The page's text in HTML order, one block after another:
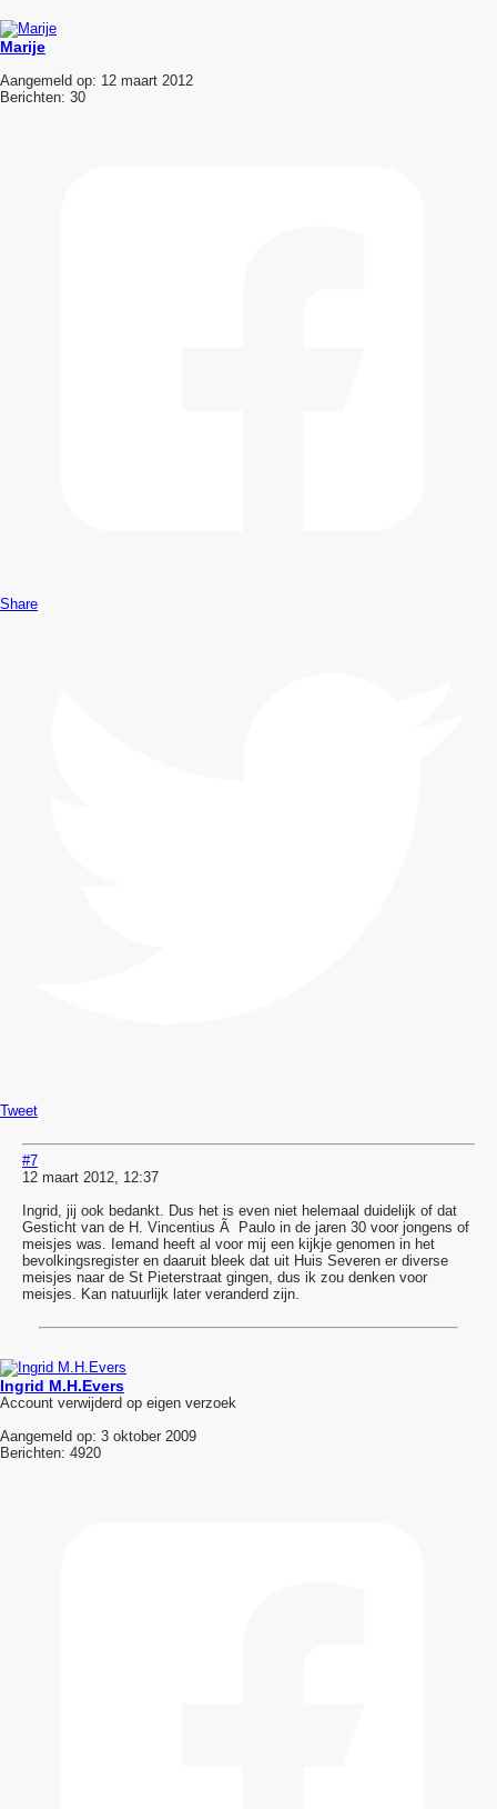
Marije
Aangemeld op: 12 maart 2012
Berichten: 30
Share
Tweet
#7
12 maart 2012, 12:37
Ingrid, jij ook bedankt. Dus het is even niet helemaal duidelijk of dat
Gesticht van de H. Vincentius Ã Paulo in de jaren 30 voor jongens of
meisjes was. Iemand heeft al voor mij een kijkje genomen in het
bevolkingsregister en daaruit bleek dat uit Huis Severen er diverse
meisjes naar de St Pieterstraat gingen, dus ik zou denken voor
meisjes. Kan natuurlijk later veranderd zijn.
Ingrid M.H.Evers
Account verwijderd op eigen verzoek
Aangemeld op: 3 oktober 2009
Berichten: 4920